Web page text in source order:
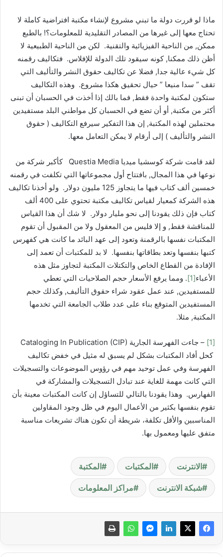
ماذا لو قررت دولة ما تبني مشروع لإنشاء مكتبة افتراضية كاملة لا
تحتاج معها إلى غيرها من المصادر التقليدية للمعلومات؟! بالطبع
ممكن, من الناحية الفيزيائية والتقنية. لكن من الناحية الطبيعية لا
أظن ذلك ممكنا, كونه سيقود تلك الدولة للإفلاس. فتكاليف رقمنه
كل شيء عالية جدا, فضلا عن تكاليف حقوق النشر والتأليف التي
تقف ” سدا منيعا ” حيال تحقيق هكذا مشروع. وهذه التكاليف
ستكون لمكتبة واحدة فقط, فما بالك إذا أخذت في الحسبان أن تبنى
أكثر من مكتبة, أو أن تضع في الحسبان كل مواطني البلد مستفيدين
محتملين لهذه المكتبة, إن هذا التفكير سيرفع التكاليف ( حقوق
النشر والتأليف ) إلى أرقام لا يمكن التعامل معها.
لقد قامت شركة كوسشيا ميديا Questia Media كأكبر شركة من
نوعها في هذا المجال, بافتتاح أول مجموعاتها التي تكلفت في رقمنه
خمسين ألف كتاب فيها ما يتجاوز 125 مليون دولار. ولو أخذنا تكاليف
هذه الشركة كمعيار لقياس تكاليف مكتبة تحتوي على 400 ألف
كتاب فإن ذلك يقودنا إلى نحو مليار دولار. لا شك أن هذا القياس
للمناقشة فقط, و إلا فليس من المعقول ولا من المقبول أن تقوم
المكتبات نفسها بالرقمنة وتعود إلى عهد البائد ما كانت هي كفهرس
كتبها بنفسها وتعد بطاقاتها بنفسها. لا بد للمكتبات أن تعمد إلى
الإفادة من القطاع الخاص والتكتلات المكتبة لتجاوز مثل هذه
الأعباء[1]
. ومما يرفع الأسعار حجم الصلاحيات التي تعطي
للمستفيدين, عند عمل عقود شراء حقوق التأليف, وكذلك حجم
المستفيدين المتوقع بناء على عدد طلاب الجامعة التي تخدمها
المكتبة, مثلا.
[1]
– جاءت الفهرسة الجارية Cataloging In Publication (CIP)
كحل أفاد المكتبات بشكل لم يسبق له مثيل في خفض تكاليف
الفهرسة وفي عمل توحيد مهم في رؤوس الموضوعات والتسجيلات
التي كانت مهمة للغاية عند تبادل التسجيلات والمشاركة في
الفهارس. وهذا يقودنا بالتالي للتساؤل إن كانت المكتبات معينة بأن
تقوم بنفسها بكثير من الأعمال اليوم في ظل وجود المقاولين
المناسبين والأقل تكلفة، شريطة أن تكون هناك تشريعات مناسبة
متفق عليها ومعمول بها.
الانترنت المكتبات المكتبة
شبكة الانترنت مراكز المعلومات